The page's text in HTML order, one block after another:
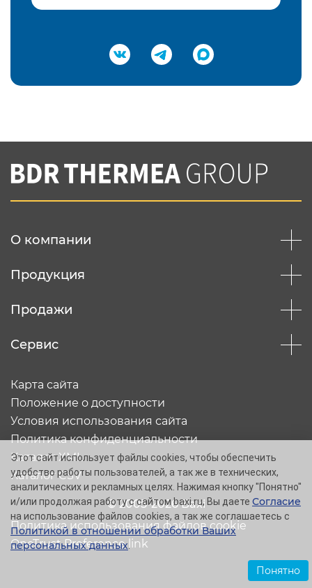
Подтвердить e-mail
Вы соглашаетесь с нашей политикой
конфеденциальности
О компании
Продукция
Продажи
Сервис
© 2005-2026 Baxi
Карта сайта
Положение о доступности
Условия использования сайта
Политика конфиденциальности
Каталог XML
Каталог CSV
Политика использования файлов cookie
OneTrust Preference link
Этот сайт использует файлы cookies, чтобы обеспечить
удобство работы пользователей, а так же в технических,
аналитических и рекламных целях. Нажимая кнопку "Понятно"
и/или продолжая работу с сайтом baxi.ru, Вы даете Согласие
на использование файлов cookies, а так же соглашаетесь с
Политикой в отношении обработки Ваших
персональных данных.
Понятно